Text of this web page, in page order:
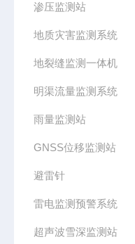
渗压监测站
地质灾害监测系统
地裂缝监测一体机
明渠流量监测系统
雨量监测站
GNSS位移监测站
避雷针
雷电监测预警系统
超声波雪深监测站